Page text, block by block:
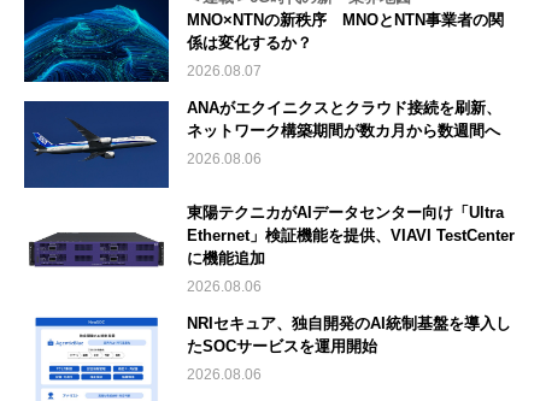
MNO×NTNの新秩序 MNOとNTN事業者の関
係は変化するか？
2026.08.07
ANAがエクイニクスとクラウド接続を刷新、
ネットワーク構築期間が数カ月から数週間へ
2026.08.06
東陽テクニカがAIデータセンター向け「Ultra
Ethernet」検証機能を提供、VIAVI TestCenter
に機能追加
2026.08.06
NRIセキュア、独自開発のAI統制基盤を導入し
たSOCサービスを運用開始
2026.08.06